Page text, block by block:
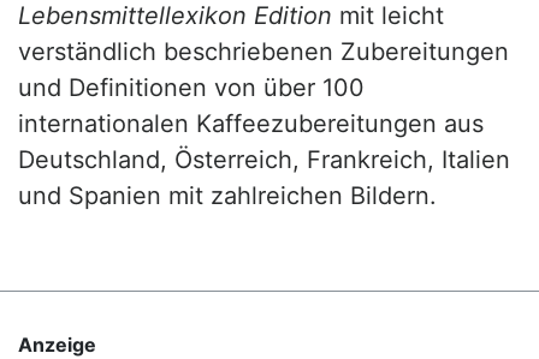
Lebensmittellexikon Edition mit leicht
verständlich beschriebenen Zubereitungen
und Definitionen von über 100
internationalen Kaffeezubereitungen aus
Deutschland, Österreich, Frankreich, Italien
und Spanien mit zahlreichen Bildern.
Anzeige